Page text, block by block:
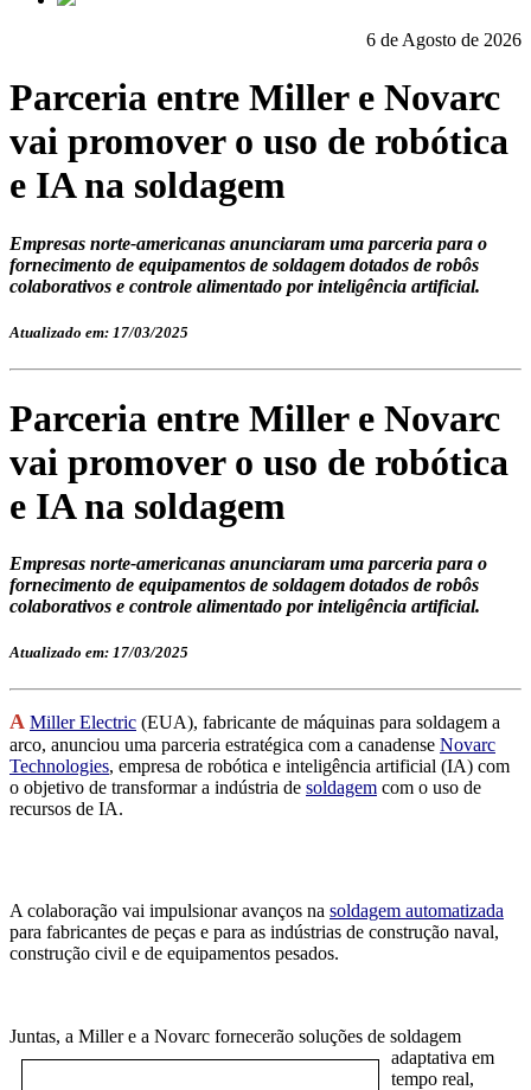
6 de Agosto de 2026
Parceria entre Miller e Novarc
vai promover o uso de robótica
e IA na soldagem
Empresas norte-americanas anunciaram uma parceria para o
fornecimento de equipamentos de soldagem dotados de robôs
colaborativos e controle alimentado por inteligência artificial.
Atualizado em: 17/03/2025
Parceria entre Miller e Novarc
vai promover o uso de robótica
e IA na soldagem
Empresas norte-americanas anunciaram uma parceria para o
fornecimento de equipamentos de soldagem dotados de robôs
colaborativos e controle alimentado por inteligência artificial.
Atualizado em: 17/03/2025
A Miller Electric (EUA), fabricante de máquinas para soldagem a
arco, anunciou uma parceria estratégica com a canadense Novarc
Technologies, empresa de robótica e inteligência artificial (IA) com
o objetivo de transformar a indústria de soldagem com o uso de
recursos de IA.
A colaboração vai impulsionar avanços na soldagem automatizada
para fabricantes de peças e para as indústrias de construção naval,
construção civil e de equipamentos pesados.
Juntas, a Miller e a Novarc fornecerão soluções de soldagem
adaptativa em
tempo real,